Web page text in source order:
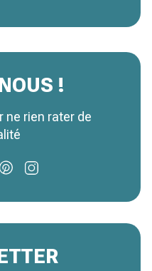
!
ne rien rater de